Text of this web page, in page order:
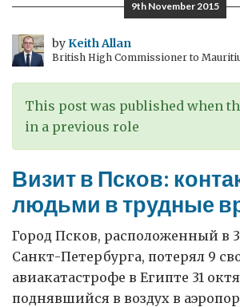
старой
англиканской
церкви
в
Санкт-
Петербурге
9th November 2015
byKeith Allan
British High Commissioner to
This post was published when
in a previous role
Визит в Псков:
людьми в трудные
Город Псков, расположенный в
Санкт-Петербурга, потерял 9
авиакатастрофе в Египте 31
поднявшийся в воздух в